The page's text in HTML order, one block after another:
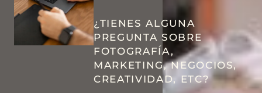
¿TIENES ALGUNA
PREGUNTA SOBRE
FOTOGRAFÍA,
MARKETING, NEGOCIOS,
CREATIVIDAD, ETC?